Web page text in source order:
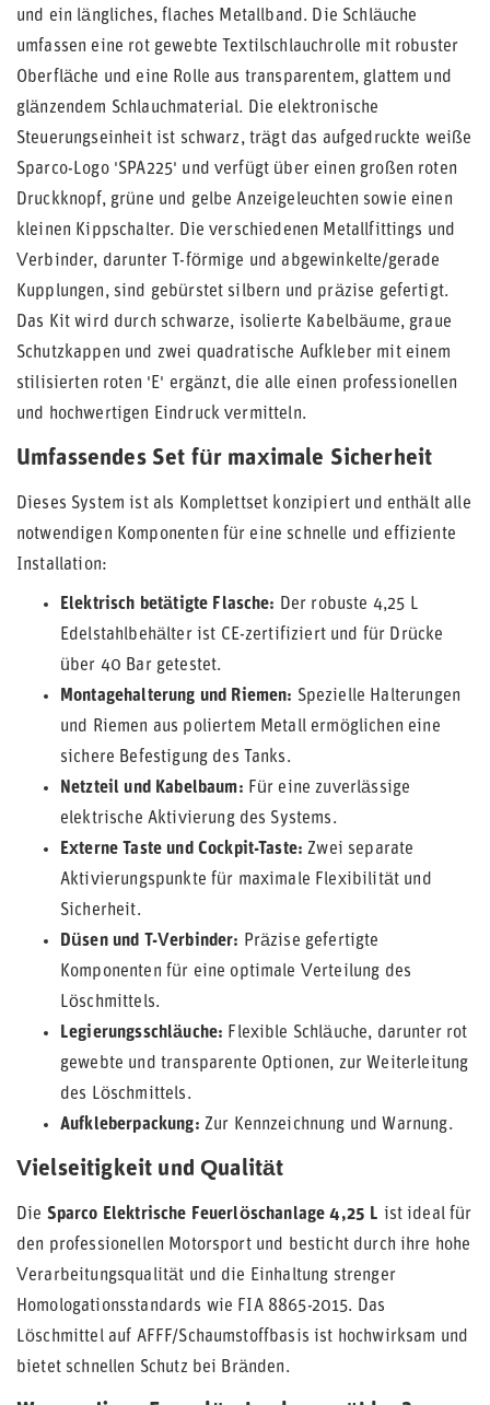
und ein längliches, flaches Metallband. Die Schläuche
umfassen eine rot gewebte Textilschlauchrolle mit robuster
Oberfläche und eine Rolle aus transparentem, glattem und
glänzendem Schlauchmaterial. Die elektronische
Steuerungseinheit ist schwarz, trägt das aufgedruckte weiße
Sparco-Logo 'SPA225' und verfügt über einen großen roten
Druckknopf, grüne und gelbe Anzeigeleuchten sowie einen
kleinen Kippschalter. Die verschiedenen Metallfittings und
Verbinder, darunter T-förmige und abgewinkelte/gerade
Kupplungen, sind gebürstet silbern und präzise gefertigt.
Das Kit wird durch schwarze, isolierte Kabelbäume, graue
Schutzkappen und zwei quadratische Aufkleber mit einem
stilisierten roten 'E' ergänzt, die alle einen professionellen
und hochwertigen Eindruck vermitteln.
Umfassendes Set für maximale Sicherheit
Dieses System ist als Komplettset konzipiert und enthält alle
notwendigen Komponenten für eine schnelle und effiziente
Installation:
Elektrisch betätigte Flasche: Der robuste 4,25 L
Edelstahlbehälter ist CE-zertifiziert und für Drücke
über 40 Bar getestet.
Montagehalterung und Riemen: Spezielle Halterungen
und Riemen aus poliertem Metall ermöglichen eine
sichere Befestigung des Tanks.
Netzteil und Kabelbaum: Für eine zuverlässige
elektrische Aktivierung des Systems.
Externe Taste und Cockpit-Taste: Zwei separate
Aktivierungspunkte für maximale Flexibilität und
Sicherheit.
Düsen und T-Verbinder: Präzise gefertigte
Komponenten für eine optimale Verteilung des
Löschmittels.
Legierungsschläuche: Flexible Schläuche, darunter rot
gewebte und transparente Optionen, zur Weiterleitung
des Löschmittels.
Aufkleberpackung: Zur Kennzeichnung und Warnung.
Vielseitigkeit und Qualität
Die Sparco Elektrische Feuerlöschanlage 4,25 L ist ideal für
den professionellen Motorsport und besticht durch ihre hohe
Verarbeitungsqualität und die Einhaltung strenger
Homologationsstandards wie FIA 8865-2015. Das
Löschmittel auf AFFF/Schaumstoffbasis ist hochwirksam und
bietet schnellen Schutz bei Bränden.